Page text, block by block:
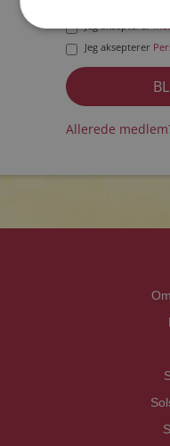
Jeg aksepterer
Jeg aksepterer
Allerede